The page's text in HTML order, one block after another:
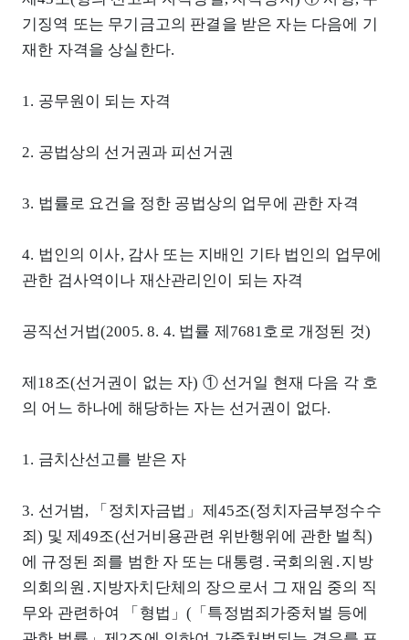
기징역 또는 무기금고의 판결을 받은 자는 다음에 기
재한 자격을 상실한다.
1. 공무원이 되는 자격
2. 공법상의 선거권과 피선거권
3. 법률로 요건을 정한 공법상의 업무에 관한 자격
4. 법인의 이사, 감사 또는 지배인 기타 법인의 업무에
관한 검사역이나 재산관리인이 되는 자격
공직선거법(2005. 8. 4. 법률 제7681호로 개정된 것)
제18조(선거권이 없는 자) ① 선거일 현재 다음 각 호
의 어느 하나에 해당하는 자는 선거권이 없다.
1. 금치산선고를 받은 자
3. 선거범, 「정치자금법」제45조(정치자금부정수수
죄) 및 제49조(선거비용관련 위반행위에 관한 벌칙)
에 규정된 죄를 범한 자 또는 대통령․국회의원․지방
의회의원․지방자치단체의 장으로서 그 재임 중의 직
무와 관련하여 「형법」(「특정범죄가중처벌 등에